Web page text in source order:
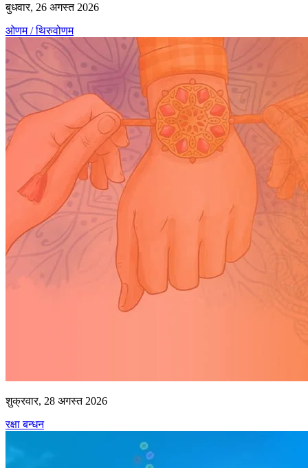
बुधवार, 26 अगस्त 2026
ओणम / थिरुवोणम
शुक्रवार, 28 अगस्त 2026
रक्षा बन्धन